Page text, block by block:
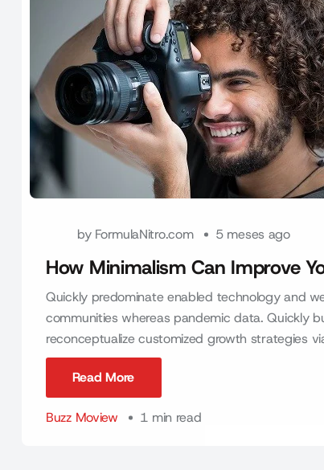
by FormulaNitro.com 5 meses ago
How Minimalism Can Improve
Quickly predominate enabled technology and
communities whereas pandemic data. Quickly
reconceptualize customized growth strategies
Read More
Buzz Moview
1 min read